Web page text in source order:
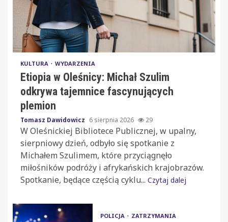
KULTURA WYDARZENIA
Etiopia w Oleśnicy: Michał Szulim
odkrywa tajemnice fascynujących
plemion
Tomasz Dawidowicz 6 sierpnia 2026 29
W Oleśnickiej Bibliotece Publicznej, w upalny,
sierpniowy dzień, odbyło się spotkanie z
Michałem Szulimem, które przyciągnęło
miłośników podróży i afrykańskich krajobrazów.
Spotkanie, będące częścią cyklu... Czytaj dalej
POLICJA ZATRZYMANIA